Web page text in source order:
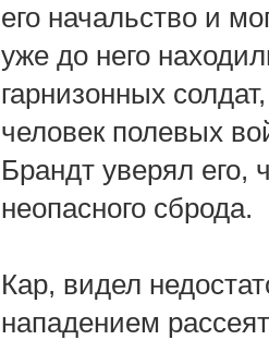
его начальство и
уже до него
гарнизонных
человек полевых
Брандт уверял его,
неопасного сброда.
Кар, видел
нападением